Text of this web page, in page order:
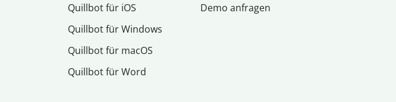
Quillbot für iOS
Quillbot für Windows
Quillbot für macOS
Quillbot für Word
Demo anfragen